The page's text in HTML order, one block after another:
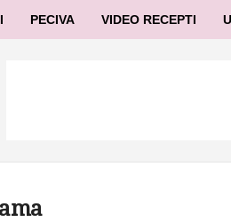
PECIVA VIDEO RECEPTI